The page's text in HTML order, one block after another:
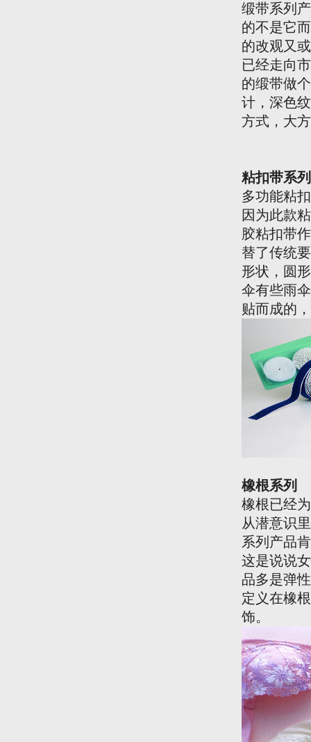
缎带系列
的不是它
的改观又
已经走向
的缎带做
计，深色
方式，大
粘扣带系列
多功能粘
因为此款
胶粘扣带
替了传统
形状，圆
伞有些雨
贴而成的
橡根系列
橡根已经
从潜意识
系列产品
这是说说
品多是弹
定义在橡
饰。